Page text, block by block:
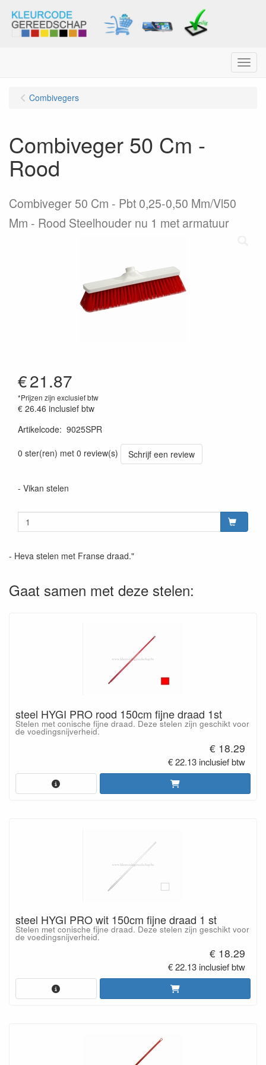
Menu
Combivegers
Combiveger 50 Cm -
Rood
Combiveger 50 Cm - Pbt 0,25-0,50 Mm/Vl50
Mm - Rood Steelhouder nu 1 met armatuur
€21.87
*Prijzen zijn exclusief btw
€ 26.46 inclusief btw
Artikelcode: 9025SPR
0 ster(ren) met 0 review(s)
Schrijf een review
- Vikan stelen
- Heva stelen met Franse draad."
Gaat samen met deze stelen:
steel HYGI PRO rood 150cm fijne draad 1st
Stelen met conische fijne draad. Deze stelen zijn geschikt voor
de voedingsnijverheid.
€ 18.29
€ 22.13 inclusief btw
steel HYGI PRO wit 150cm fijne draad 1 st
Stelen met conische fijne draad. Deze stelen zijn geschikt voor
de voedingsnijverheid.
€ 18.29
€ 22.13 inclusief btw